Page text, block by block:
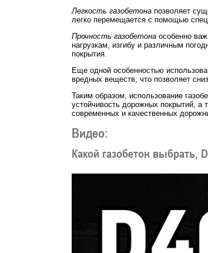
Легкость газобетона позволяет
легко перемещается с помощью
Прочность газобетона особенно
нагрузкам, изгибу и различным
покрытия.
Еще одной особенностью
вредных веществ, что позволяет
Таким образом, использование
устойчивость дорожных покрытий,
современных и качественных
Видео:
Какой газобетон выбрать,